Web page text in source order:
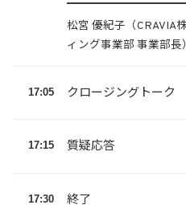
松宮 優紀子（CRAVIA
ィング事業部 事業部長）
17:05 クロージングトーク
17:15 質疑応答
17:30 終了